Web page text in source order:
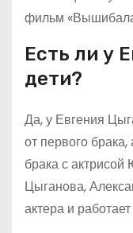
фильм
Есть ли у
дети?
Да, у Евгения
от первого
брака с
Цыганова,
актера и